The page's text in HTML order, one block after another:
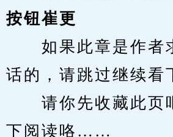
按钮崔更
如果此章是作者
话的，请跳过继续看
请你先收藏此页
下阅读咯……